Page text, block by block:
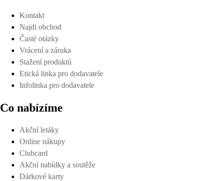
Kontakt
Najdi obchod
Časté otázky
Vrácení a záruka
Stažení produktů
Etická linka pro dodavatele
Infolinka pro dodavatele
Co nabízíme
Akční letáky
Online nákupy
Clubcard
Akční nabídky a soutěže
Dárkové karty